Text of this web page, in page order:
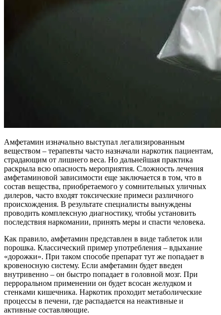
Амфетамин изначально выступал легализированным
веществом – терапевты часто назначали наркотик пациентам,
страдающим от лишнего веса. Но дальнейшая практика
раскрыла всю опасность мероприятия. Сложность лечения
амфетаминовой зависимости еще заключается в том, что в
состав вещества, приобретаемого у сомнительных уличных
дилеров, часто входят токсические примеси различного
происхождения. В результате специалисты вынуждены
проводить комплексную диагностику, чтобы установить
последствия наркомании, принять меры и спасти человека.
Как правило, амфетамин представлен в виде таблеток или
порошка. Классический пример употребления – вдыхание
«дорожки». При таком способе препарат тут же попадает в
кровеносную систему. Если амфетамин будет введен
внутривенно – он быстро попадает в головной мозг. При
перроральном применении он будет всосан желудком и
стенками кишечника. Наркотик проходит метаболические
процессы в печени, где распадается на неактивные и
активные составляющие.